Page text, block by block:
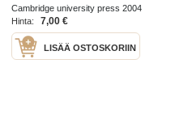
Cambridge university press 2004
Hinta:
7,00 €
LISÄÄ OSTOSKORIIN